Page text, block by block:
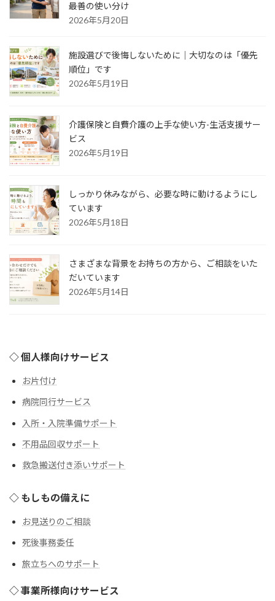
最善の使い分け
2026年5月20日
施設選びで後悔しないために｜大切なのは「優先
順位」です
2026年5月19日
介護保険と自費介護の上手な使い方-生活支援サー
ビス
2026年5月19日
しっかり休みながら、必要な時に動けるようにし
ています
2026年5月18日
さまざまな背景をお持ちの方から、ご相談をいた
だいています
2026年5月14日
◇ 個人様向けサービス
お片付け
病院同行サービス
入所・入院準備サポート
不用品回収サポート
救急搬送付き添いサポート
◇ もしもの備えに
お見送りのご相談
死後事務委任
旅立ちへのサポート
◇ 事業所様向けサービス